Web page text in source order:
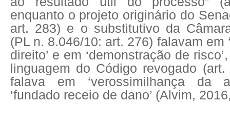
enquanto o projeto originário do
art. 283) e o substitutivo da
(PL n. 8.046/10: art. 276) falavam em
direito’ e em ‘demonstração de
linguagem do Código revogado
falava em ‘verossimilhança da
‘fundado receio de dano’ (Alvim,